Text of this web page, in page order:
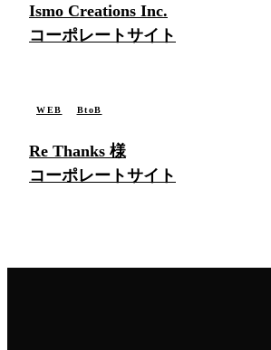
Ismo Creations Inc.
コーポレートサイト
WORK / 004
WEB BtoB
Re Thanks 様
コーポレートサイト